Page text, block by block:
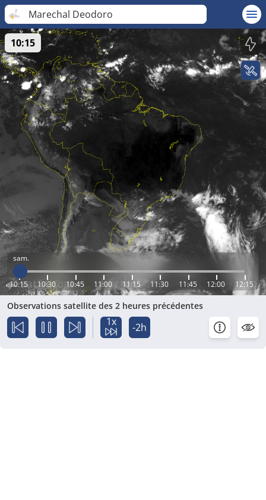
Marechal Deodoro
sam.
10:15 10:30 10:45 11:00 11:15 11:30 11:45 12:00 12:15
10:15
Observations satellite des 2 heures précédentes
1x -2h